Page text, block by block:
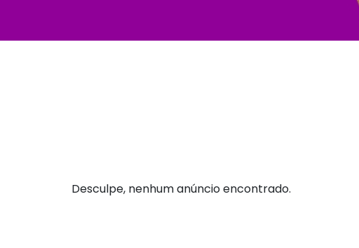
Desculpe, nenhum anúncio encontrado.